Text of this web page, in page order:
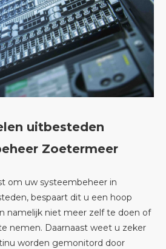
uitbesteden
Zoetermeer
om uw systeembeheer in
bespaart dit u een hoop
namelijk niet meer zelf te doen of
nemen. Daarnaast weet u zeker
worden gemonitord door